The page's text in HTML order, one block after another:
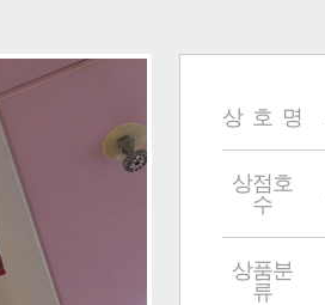
상 호 명
상점호
수
상품분
류